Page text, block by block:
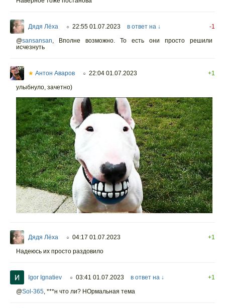
Дядя Лёха ○ 22:55 01.07.2023 в ответ на ↓
-1
@sansansan
Вполне возможно. То есть они просто решили
исчезнуть
★ Антон Аваров ○ 22:04 01.07.2023
+1
улыбнуло, зачетно)
Дядя Лёха ○ 04:17 01.07.2023
+1
Надеюсь их просто раздовило
Igor Ignatiev ○ 03:41 01.07.2023 в ответ на ↓
+1
@Sol-365, ***н что ли? НОрмальная тема